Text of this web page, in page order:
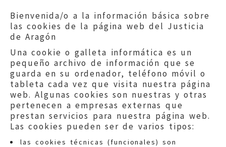
Bienvenida/o a la información básica sobre
las cookies de la página web del Justicia
de Aragón
Una cookie o galleta informática es un
pequeño archivo de información que se
guarda en su ordenador, teléfono móvil o
tableta cada vez que visita nuestra página
web. Algunas cookies son nuestras y otras
pertenecen a empresas externas que
prestan servicios para nuestra página web.
Las cookies pueden ser de varios tipos:
las cookies técnicas (funcionales) son